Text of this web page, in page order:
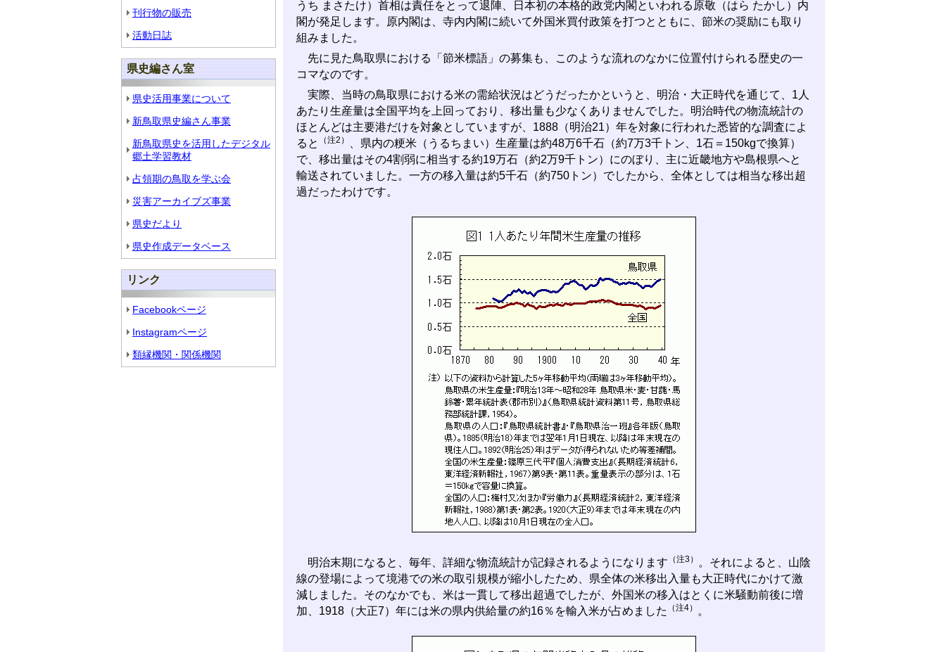
刊行物の販売
活動日誌
県史編さん室
県史活用事業について
新鳥取県史編さん事業
新鳥取県史を活用したデジタル
郷土学習教材
占領期の鳥取を学ぶ会
災害アーカイブズ事業
県史だより
県史作成データベース
リンク
Facebookページ
Instagramページ
類縁機関・関係機関
うち まさたけ）首相は責任をとって退陣、日本初の本格的政党内閣といわれる原敬（はら たかし）内
閣が発足します。原内閣は、寺内内閣に続いて外国米買付政策を打つとともに、節米の奨励にも取り
組みました。
先に見た鳥取県における「節米標語」の募集も、このような流れのなかに位置付けられる歴史の一
コマなのです。
実際、当時の鳥取県における米の需給状況はどうだったかというと、明治・大正時代を通じて、1人
あたり生産量は全国平均を上回っており、移出量も少なくありませんでした。明治時代の物流統計の
ほとんどは主要港だけを対象としていますが、1888（明治21）年を対象に行われた悉皆的な調査によ
ると
（注2）
、県内の粳米（うるちまい）生産量は約48万6千石（約7万3千トン、1石＝150kgで換算）
で、移出量はその4割弱に相当する約19万石（約2万9千トン）にのぼり、主に近畿地方や島根県へと
輸送されていました。一方の移入量は約5千石（約750トン）でしたから、全体としては相当な移出超
過だったわけです。
明治末期になると、毎年、詳細な物流統計が記録されるようになります （注3）
。それによると、山陰
線の登場によって境港での米の取引規模が縮小したため、県全体の米移出入量も大正時代にかけて激
減しました。そのなかでも、米は一貫して移出超過でしたが、外国米の移入はとくに米騒動前後に増
加、1918（大正7）年には米の県内供給量の約16％を輸入米が占めました
（注4） 。